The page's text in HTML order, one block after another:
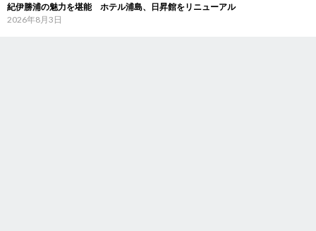
紀伊勝浦の魅力を堪能 ホテル浦島、日昇館をリニューアル
2026年8月3日